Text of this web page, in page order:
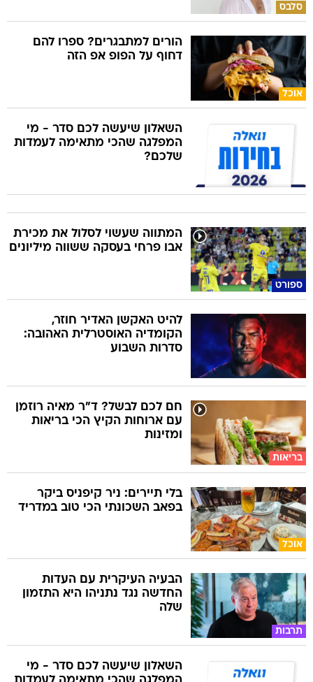
סלבס
אוכל
הורים למתבגרים? ספרו להם
דחוף על הפופ אפ הזה
השאלון שיעשה לכם סדר - מי
המפלגה שהכי מתאימה לעמדות
שלכם?
ספורט
המתווה שעשוי לסלול את מכירת
אבו פרחי בעסקה ששווה מיליונים
להיט האקשן האדיר חוזר,
הקומדיה האוסטרלית האהובה:
סדרות השבוע
בריאות
חם לכם לבשל? ד"ר מאיה רוזמן
עם ארוחות הקיץ הכי בריאות
ומזינות
אוכל
בלי תיירים: ניר קיפניס ביקר
בפאב השכונתי הכי טוב במדריד
תרבות
הבעיה העיקרית עם העדות
החדשה נגד נתניהו היא התזמון
שלה
השאלון שיעשה לכם סדר - מי